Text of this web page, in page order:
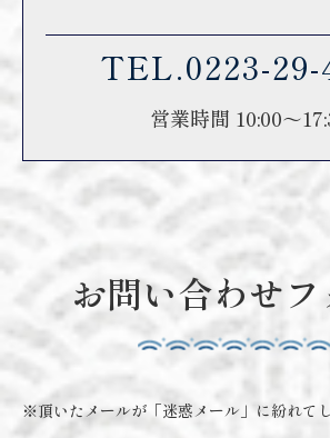
TEL.0223-29-
営業時間 10:00～
お問い合わせ
※頂いたメールが「迷惑メール」に紛れて